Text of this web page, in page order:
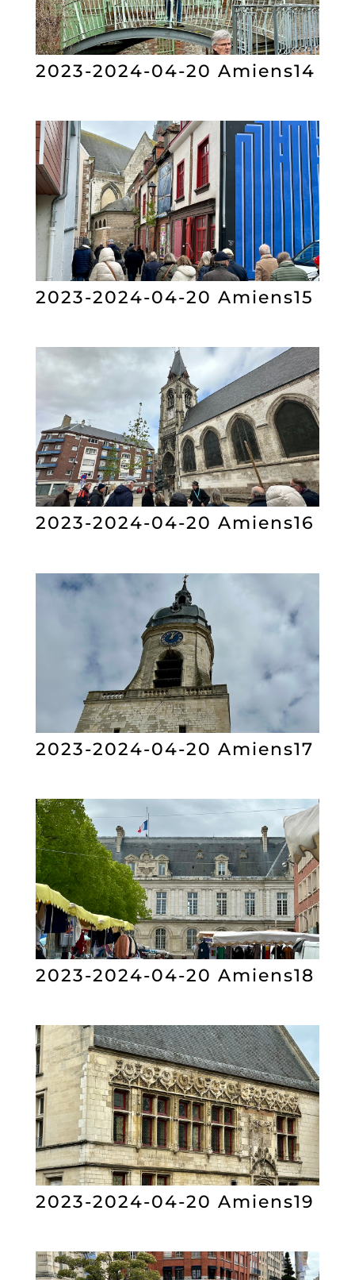
2023-2024-04-20 Amiens14
2023-2024-04-20 Amiens15
2023-2024-04-20 Amiens16
2023-2024-04-20 Amiens17
2023-2024-04-20 Amiens18
2023-2024-04-20 Amiens19